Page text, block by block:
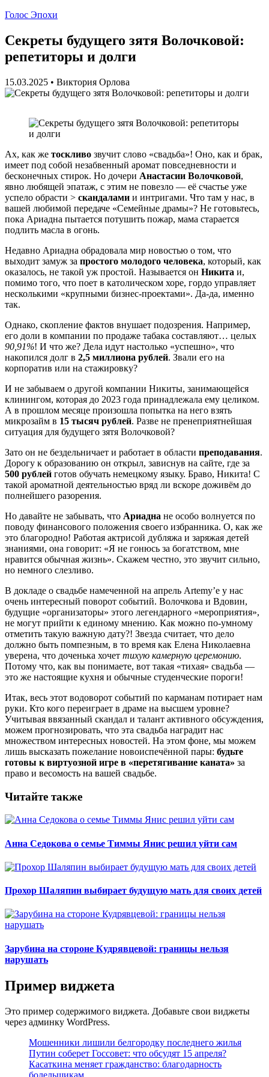
Голос Эпохи
Секреты будущего зятя Волочковой:
репетиторы и долги
15.03.2025 • Виктория Орлова
Ах, как же тоскливо звучит слово «свадьба»! Оно, как и брак,
имеет под собой незабвенный аромат повседневности и
бесконечных стирок. Но дочери Анастасии Волочковой,
явно любящей эпатаж, с этим не повезло — её счастье уже
успело обрасти > скандалами и интригами. Что там у нас, в
вашей любимой передаче «Семейные драмы»? Не готовьтесь,
пока Ариадна пытается потушить пожар, мама старается
подлить масла в огонь.
Недавно Ариадна обрадовала мир новостью о том, что
выходит замуж за простого молодого человека, который, как
оказалось, не такой уж простой. Называется он Никита и,
помимо того, что поет в католическом хоре, гордо управляет
несколькими «крупными бизнес-проектами». Да-да, именно
так.
Однако, скопление фактов внушает подозрения. Например,
его доли в компании по продаже табака составляют… целых
90,91%! И что же? Дела идут настолько «успешно», что
накопился долг в 2,5 миллиона рублей. Звали его на
корпоратив или на стажировку?
И не забываем о другой компании Никиты, занимающейся
клинингом, которая до 2023 года принадлежала ему целиком.
А в прошлом месяце произошла попытка на него взять
микрозайм в 15 тысяч рублей. Разве не пренеприятнейшая
ситуация для будущего зятя Волочковой?
Зато он не бездельничает и работает в области преподавания.
Дорогу к образованию он открыл, зависнув на сайте, где за
500 рублей готов обучать немецкому языку. Браво, Никита! С
такой ароматной деятельностью вряд ли вскоре доживём до
полнейшего разорения.
Но давайте не забывать, что Ариадна не особо волнуется по
поводу финансового положения своего избранника. О, как же
это благородно! Работая актрисой дубляжа и заряжая детей
знаниями, она говорит: «Я не гонюсь за богатством, мне
нравится обычная жизнь». Скажем честно, это звучит сильно,
но немного слезливо.
В докладе о свадьбе намеченной на апрель Artemy’е у нас
очень интересный поворот событий. Волочкова и Вдовин,
будущие «организаторы» этого легендарного «мероприятия»,
не могут прийти к единому мнению. Как можно по-умному
отметить такую важную дату?! Звезда считает, что дело
должно быть помпезным, в то время как Eлена Николаевна
уверена, что доченька хочет тихую камерную церемонию.
Потому что, как вы понимаете, вот такая «тихая» свадьба —
это же настоящие кухня и обычные студенческие пороги!
Итак, весь этот водоворот событий по карманам потирает нам
руки. Кто кого переиграет в драме на высшем уровне?
Учитывая ввязанный скандал и талант активного обсуждения,
можем прогнозировать, что эта свадьба наградит нас
множеством интересных новостей. На этом фоне, мы можем
лишь высказать пожелание новоиспечённой пары: будьте
готовы к виртуозной игре в «перетягивание каната» за
право и весомость на вашей свадьбе.
Читайте также
Анна Седокова о семье Тиммы Янис решил уйти сам
Прохор Шаляпин выбирает будущую мать для своих детей
Зарубина на стороне Кудрявцевой: границы нельзя
нарушать
Пример виджета
Это пример содержимого виджета. Добавьте свои виджеты
через админку WordPress.
Мошенники лишили белгородку последнего жилья
Путин соберет Госсовет: что обсудят 15 апреля?
Касаткина меняет гражданство: благодарность
болельщикам